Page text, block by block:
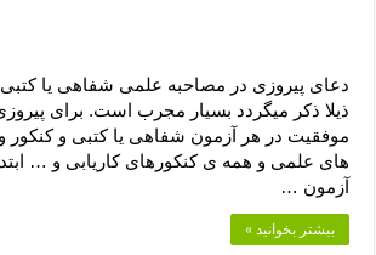
دعای پیروزی در مصاحبه علمی شفاهی یا کتبی
ذیلا ذکر میگردد بسیار مجرب است. برای
موفقیت در هر آزمون شفاهی یا کتبی و کنکور
های علمی و همه ی کنکورهای کاریابی و …
آزمون …
بیشتر بخوانید »